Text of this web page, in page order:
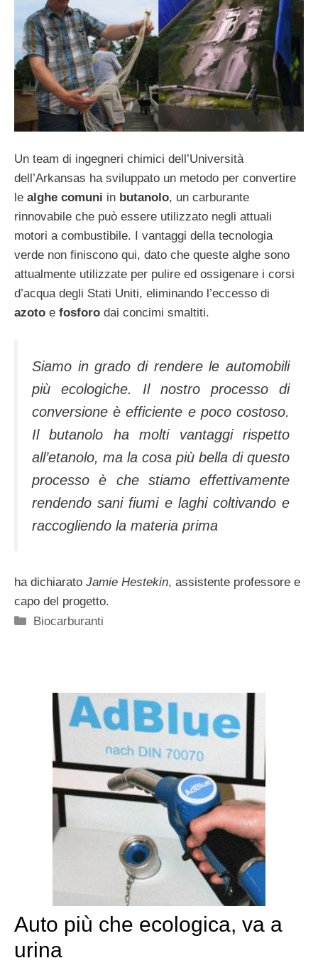
Un team di ingegneri chimici dell’Università
dell’Arkansas ha sviluppato un metodo per convertire
le alghe comuni in butanolo, un carburante
rinnovabile che può essere utilizzato negli attuali
motori a combustibile. I vantaggi della tecnologia
verde non finiscono qui, dato che queste alghe sono
attualmente utilizzate per pulire ed ossigenare i corsi
d’acqua degli Stati Uniti, eliminando l’eccesso di
azoto e fosforo dai concimi smaltiti.
Siamo in grado di rendere le automobili
più ecologiche. Il nostro processo di
conversione è efficiente e poco costoso.
Il butanolo ha molti vantaggi rispetto
all’etanolo, ma la cosa più bella di questo
processo è che stiamo effettivamente
rendendo sani fiumi e laghi coltivando e
raccogliendo la materia prima
ha dichiarato Jamie Hestekin, assistente professore e
capo del progetto.
Categorie
Biocarburanti
Auto più che ecologica, va a
urina